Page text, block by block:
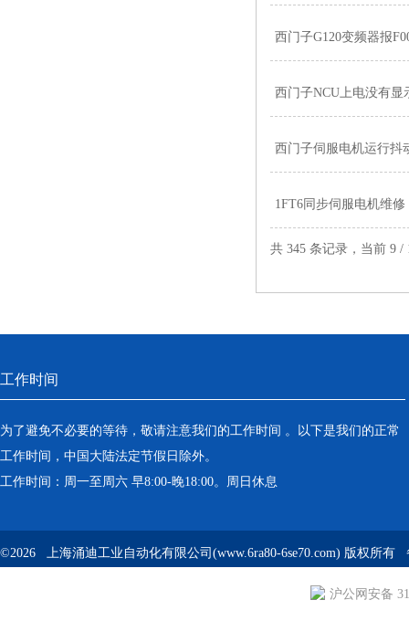
西门子G120变频器报
西门子NCU上电没有显
西门子伺服电机运行抖
1FT6同步伺服电机维修
共 345 条记录，当前 9
工作时间
为了避免不必要的等待，敬请注意我们的工作时间 。以下是我们的正常
工作时间，中国大陆法定节假日除外。
工作时间：周一至周六 早8:00-晚18:00。周日休息
©2026 上海涌迪工业自动化有限公司(www.6ra80-6se70.com) 版权所有
沪公网安备